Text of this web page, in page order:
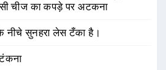
चीज का कपड़े पर अटकना
नीचे सुनहरा लेस टँका है।